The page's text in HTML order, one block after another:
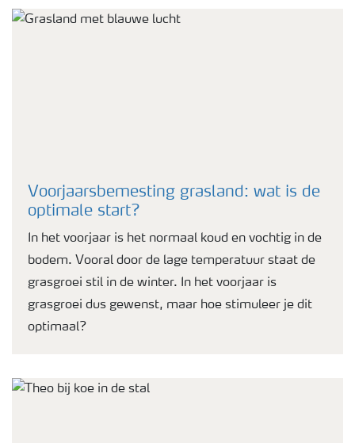
Voorjaarsbemesting grasland: wat is de
optimale start?
In het voorjaar is het normaal koud en vochtig in de
bodem. Vooral door de lage temperatuur staat de
grasgroei stil in de winter. In het voorjaar is
grasgroei dus gewenst, maar hoe stimuleer je dit
optimaal?